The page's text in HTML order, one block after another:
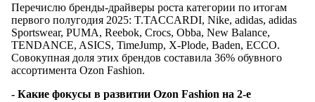
Перечислю бренды-драйверы роста категории по итогам
первого полугодия 2025: T.TACCARDI, Nike, adidas, adidas
Sportswear, PUMA, Reebok, Crocs, Obba, New Balance,
TENDANCE, ASICS, TimeJump, X-Plode, Baden, ECCO.
Совокупная доля этих брендов составила 36% обувного
ассортимента Ozon Fashion.
- Какие фокусы в развитии Ozon Fashion на 2-е